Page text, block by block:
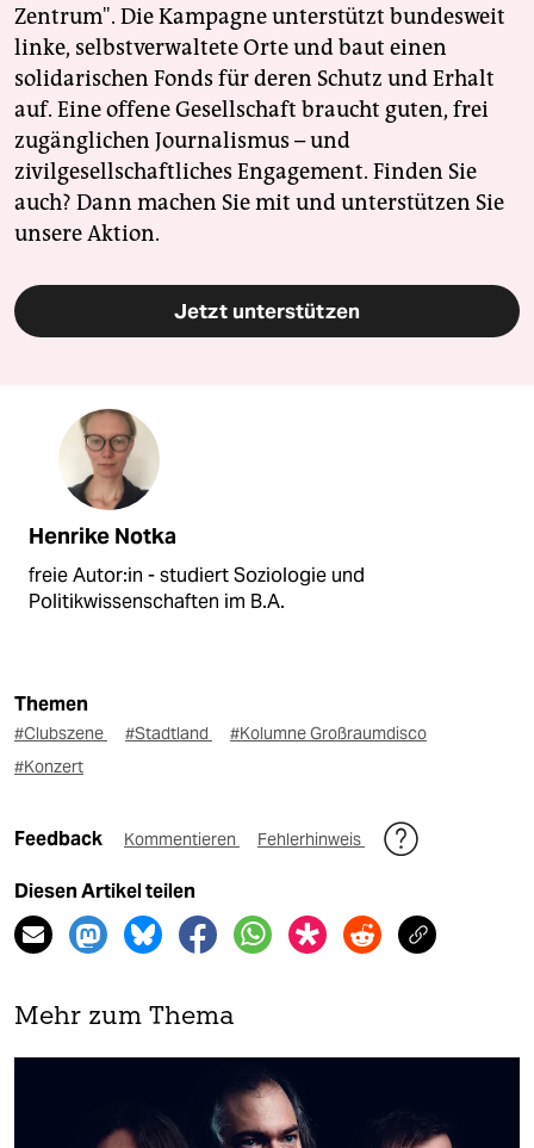
Zentrum". Die Kampagne unterstützt bundesweit
linke, selbstverwaltete Orte und baut einen
solidarischen Fonds für deren Schutz und Erhalt
auf. Eine offene Gesellschaft braucht guten, frei
zugänglichen Journalismus – und
zivilgesellschaftliches Engagement. Finden Sie
auch? Dann machen Sie mit und unterstützen Sie
unsere Aktion.
Jetzt unterstützen
Henrike Notka
freie Autor:in - studiert Soziologie und
Politikwissenschaften im B.A.
Themen
#Clubszene #Stadtland
#Kolumne Großraumdisco
#Konzert
Feedback Kommentieren Fehlerhinweis
Diesen Artikel teilen
Mehr zum Thema